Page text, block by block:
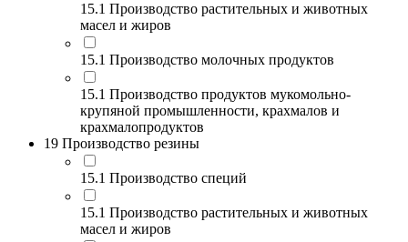
15.1 Производство растительных и животных
масел и жиров
15.1 Производство молочных продуктов
15.1 Производство продуктов мукомольно-
крупяной промышленности, крахмалов и
крахмалопродуктов
19 Производство резины
15.1 Производство специй
15.1 Производство растительных и животных
масел и жиров